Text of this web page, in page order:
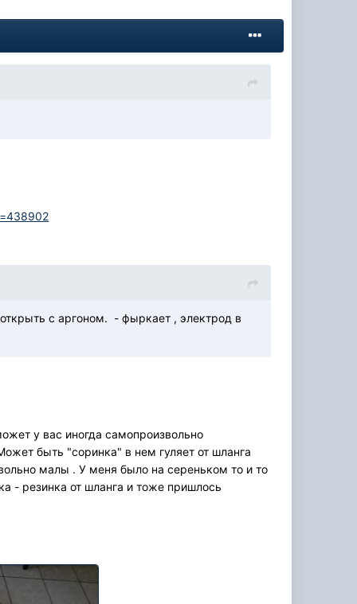
с аргоном. - фыркает , электрод в
у вас иногда самопроизвольно
быть "соринка" в нем гуляет от шланга
малы . У меня было на сереньком то и то
- резинка от шланга и тоже пришлось